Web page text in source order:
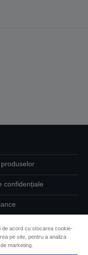
confidențiale
dumneavoastră
cookie
de acord cu stocarea cookie-
pe site, pentru a analiza
marketing.